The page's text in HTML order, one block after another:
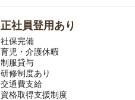
正社員登用あり
社保完備
育児・介護休暇
制服貸与
研修制度あり
交通費支給
資格取得支援制度